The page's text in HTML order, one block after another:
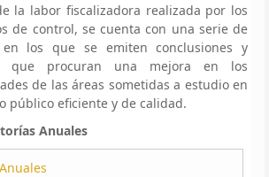
la labor fiscalizadora realizada por los
de control, se cuenta con una serie de
los que se emiten conclusiones y
que procuran una mejora en los
de las áreas sometidas a estudio en
público eficiente y de calidad.
Anuales